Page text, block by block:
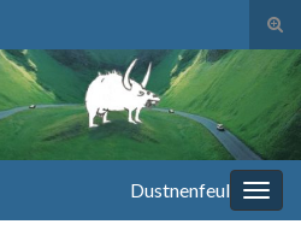
Dustnenfeul